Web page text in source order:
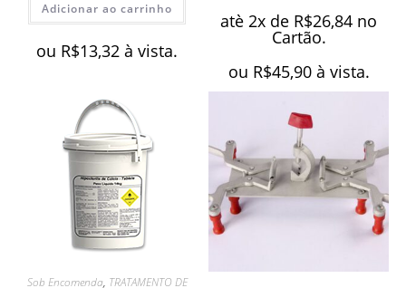
Adicionar ao carrinho
ou R$13,32 à vista.
atè 2x de R$26,84 no
Cartão.
ou R$45,90 à vista.
Sob Encomenda, TRATAMENTO DE